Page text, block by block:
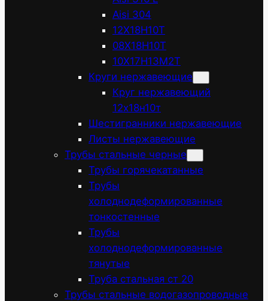
Aisi 304
12Х18Н10Т
08Х18Н10Т
10Х17Н13М2Т
Круги нержавеющие
Круг нержавеющий
12х18н10т
Шестигранники нержавеющие
Листы нержавеющие
Трубы стальные черные
Трубы горячекатанные
Трубы
холоднодеформированные
тонкостенные
Трубы
холоднодеформированные
тянутые
Труба стальная ст 20
Трубы стальные водогазопроводные